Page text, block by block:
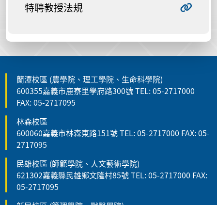
特聘教授法規
蘭潭校區 (農學院、理工學院、生命科學院)
600355嘉義市鹿寮里學府路300號 TEL: 05-2717000
FAX: 05-2717095
林森校區
600060嘉義市林森東路151號 TEL: 05-2717000 FAX: 05-
2717095
民雄校區 (師範學院、人文藝術學院)
621302嘉義縣民雄鄉文隆村85號 TEL: 05-2717000 FAX:
05-2717095